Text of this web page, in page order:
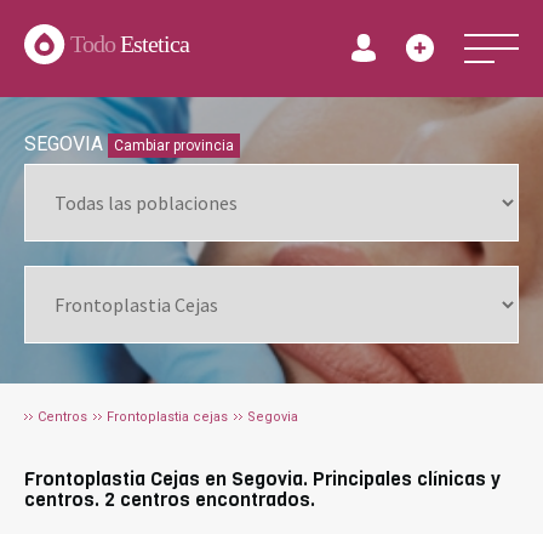
TodoEstetica
SEGOVIA Cambiar provincia
Centros Frontoplastia cejas Segovia
Frontoplastia Cejas en Segovia. Principales clínicas y
centros. 2 centros encontrados.